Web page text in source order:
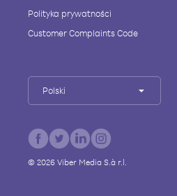
Polityka prywatności
Customer Complaints Code
Polski
© 2026Viber Media S.à r.l.